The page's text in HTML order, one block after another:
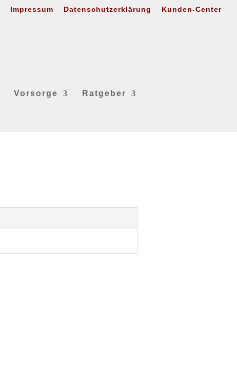
Impressum Datenschutzerklärung Kunden-Center
Vorsorge Ratgeber